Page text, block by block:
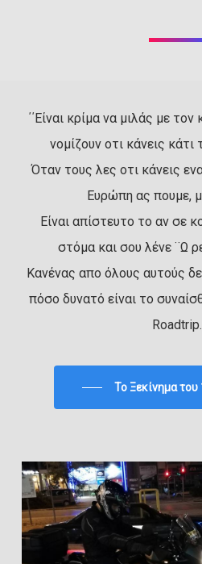
΄΄Είναι κρίμα να μιλάς με
νομίζουν οτι κάνεις
Όταν τους λες οτι κάνεις
Ευρώπη ας πουμε,
Είναι απίστευτο το αν σε
στόμα και σου λένε ¨Ω
Κανένας απο όλους αυτούς
πόσο δυνατό είναι το
To Ξεκίνημα